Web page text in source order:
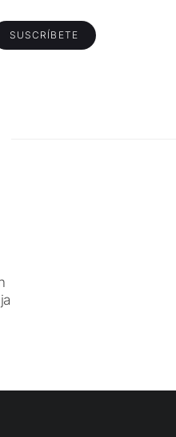
SUSCRÍBETE